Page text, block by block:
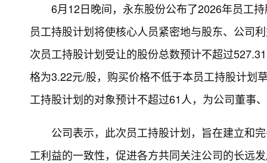
6月12日晚间，永东股份公布了2026年员工
员工持股计划将使核心人员紧密地与股东、公司
次员工持股计划受让的股份总数预计不超过
格为3.22元/股，购买价格不低于本员工持股计划
工持股计划的对象预计不超过61人，为公司董事
公司表示，此次员工持股计划，旨在建立和
工利益的一致性，促进各方共同关注公司的长远